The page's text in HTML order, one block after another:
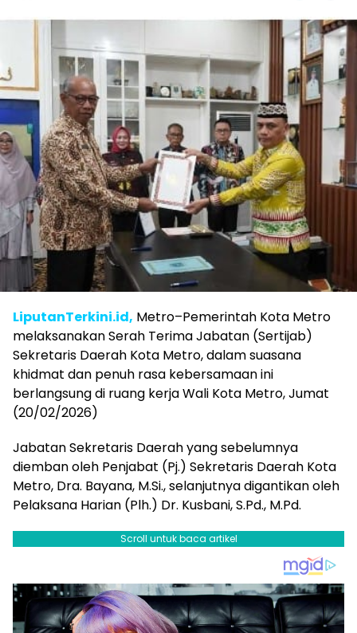
LiputanTerkini.id, Metro–Pemerintah Kota Metro
melaksanakan Serah Terima Jabatan (Sertijab)
Sekretaris Daerah Kota Metro, dalam suasana
khidmat dan penuh rasa kebersamaan ini
berlangsung di ruang kerja Wali Kota Metro, Jumat
(20/02/2026)
Jabatan Sekretaris Daerah yang sebelumnya
diemban oleh Penjabat (Pj.) Sekretaris Daerah Kota
Metro, Dra. Bayana, M.Si., selanjutnya digantikan oleh
Pelaksana Harian (Plh.) Dr. Kusbani, S.Pd., M.Pd.
Scroll untuk baca artikel